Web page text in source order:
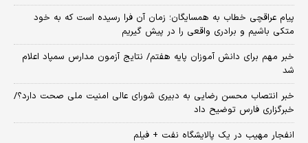
پیام عراقچی خطاب به همسایگان؛ زمان آن فرا رسیده است که به خود
متکی باشیم و برادری واقعی را در پیش گیریم
خبر مهم برای دانش آموزان پایه هفتم/ نتایج آزمون مدارس سمپاد اعلام
شد
خبر انتصاب محسن رضایی به دبیری شورای عالی امنیت ملی صحت دارد؟/
خبرگزاری فارس توضیح داد
انفجار مهیب در یک پالایشگاه نفت + فیلم